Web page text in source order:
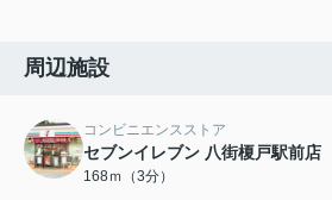
周辺施設
コンビニエンスストア
セブンイレブン 八街榎戸駅前店
168ｍ（3分）